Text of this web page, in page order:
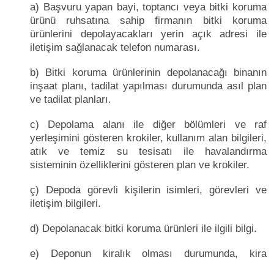
a) Başvuru yapan bayi, toptancı veya bitki koruma
ürünü ruhsatına sahip firmanın bitki koruma
ürünlerini depolayacakları yerin açık adresi ile
iletişim sağlanacak telefon numarası.
b) Bitki koruma ürünlerinin depolanacağı binanın
inşaat planı, tadilat yapılması durumunda asıl plan
ve tadilat planları.
c) Depolama alanı ile diğer bölümleri ve raf
yerleşimini gösteren krokiler, kullanım alan bilgileri,
atık ve temiz su tesisatı ile havalandırma
sisteminin özelliklerini gösteren plan ve krokiler.
ç) Depoda görevli kişilerin isimleri, görevleri ve
iletişim bilgileri.
d) Depolanacak bitki koruma ürünleri ile ilgili bilgi.
e) Deponun kiralık olması durumunda, kira